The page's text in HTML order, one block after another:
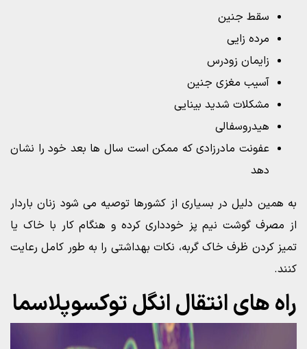
سقط جنین
مرده زایی
زایمان زودرس
آسیب مغزی جنین
مشکلات شدید بینایی
هیدروسفالی
عفونت مادرزادی که ممکن است سال ها بعد خود را نشان
دهد
به همین دلیل در بسیاری از کشورها توصیه می شود زنان باردار
از مصرف گوشت نیم پز خودداری کرده و هنگام کار با خاک یا
تمیز کردن ظرف خاک گربه، نکات بهداشتی را به طور کامل رعایت
کنند.
راه های انتقال انگل توکسوپلاسما